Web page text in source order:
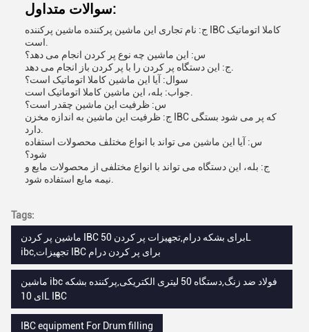
سوالات متداول:
ج: نام تجاری این ماشین پرکننده ماشین پرکننده IBC کاملا اتوماتیک
س: این ماشین چه نوع پر کردن انجام می دهد؟
سوال: آیا این ماشین کاملا اتوماتیک است؟
س: ظرفیت این ماشین چقدر است؟
ج: ظرفیت این ماشین به اندازه مخزن IBC که پر می شود بستگی
س: آیا این ماشین می تواند با انواع مختلف محصولات استفاده
شود؟
ج: بله، این دستگاه می تواند با انواع مختلفی از محصولات مایع و
Tags:
ماشین پر کردن IBC برای بشکه درام,تجهیزات پر کردن 50L
ibc,تجهیزات IBC برای پر کردن درام
ماشین ibc فولاد ضد زنگ,دستگاه 50 لیتری الکتریکی,پرکننده بشکه
ای 10L IBC
IBC equipment For Drum filling